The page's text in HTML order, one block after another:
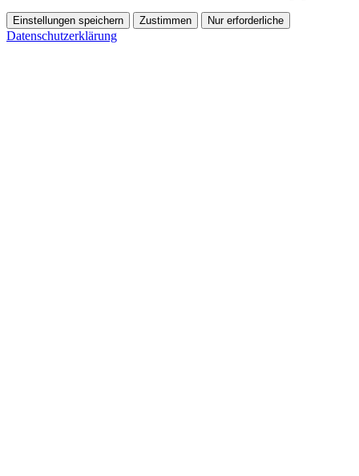
Einstellungen speichern Zustimmen Nur erforderliche
Datenschutzerklärung